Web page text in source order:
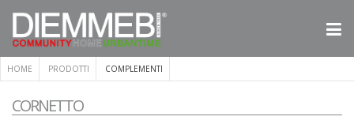
HOME PRODOTTI COMPLEMENTI
CORNETTO